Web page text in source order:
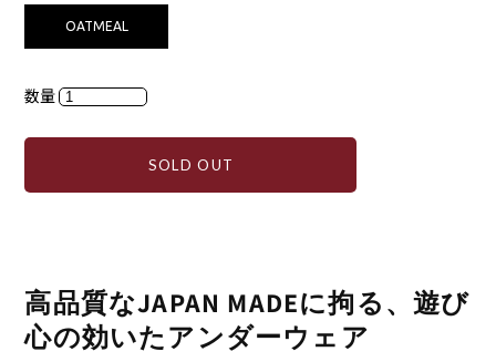
OATMEAL
数量
SOLD OUT
高品質なJAPAN MADEに拘る、遊び
心の効いたアンダーウェア